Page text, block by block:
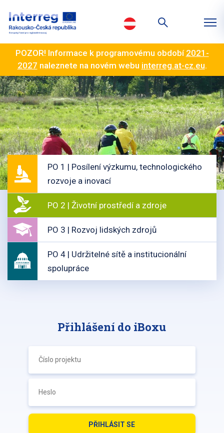
POZOR! Informace k programovému období 2021-
2027 naleznete na novém webu interreg.at-cz.eu.
PO 1 | Posílení výzkumu, technologického
rozvoje a inovací
PO 2 | Životní prostředí a zdroje
PO 3 | Rozvoj lidských zdrojů
PO 4 | Udržitelné sítě a institucionální
spolupráce
Přihlášení do iBoxu